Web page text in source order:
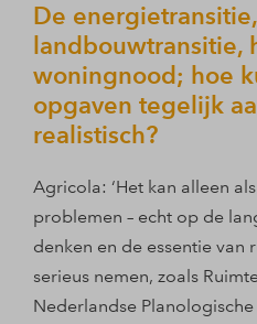
De
landbouwtransitie,
woningnood; hoe
opgaven tegelijk
realistisch?
Agricola: ‘Het kan alleen
problemen – echt op de
denken en de essentie van
serieus nemen, zoals
Nederlandse